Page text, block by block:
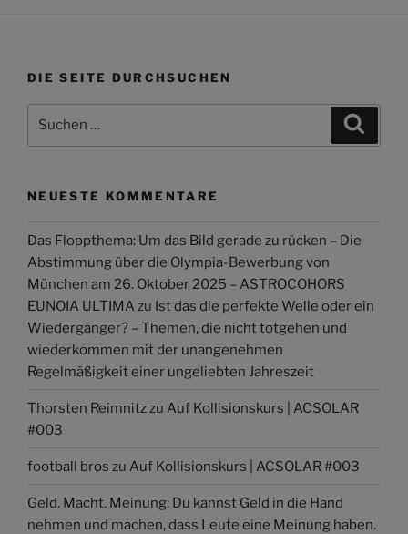
DIE SEITE DURCHSUCHEN
NEUESTE KOMMENTARE
Das Floppthema: Um das Bild gerade zu rücken – Die
Abstimmung über die Olympia-Bewerbung von
München am 26. Oktober 2025 – ASTROCOHORS
EUNOIA ULTIMA zu Ist das die perfekte Welle oder ein
Wiedergänger? – Themen, die nicht totgehen und
wiederkommen mit der unangenehmen
Regelmäßigkeit einer ungeliebten Jahreszeit
Thorsten Reimnitz zu Auf Kollisionskurs | ACSOLAR
#003
football bros zu Auf Kollisionskurs | ACSOLAR #003
Geld. Macht. Meinung: Du kannst Geld in die Hand
nehmen und machen, dass Leute eine Meinung haben.